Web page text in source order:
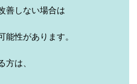
善しない場合は
性があります。
は、